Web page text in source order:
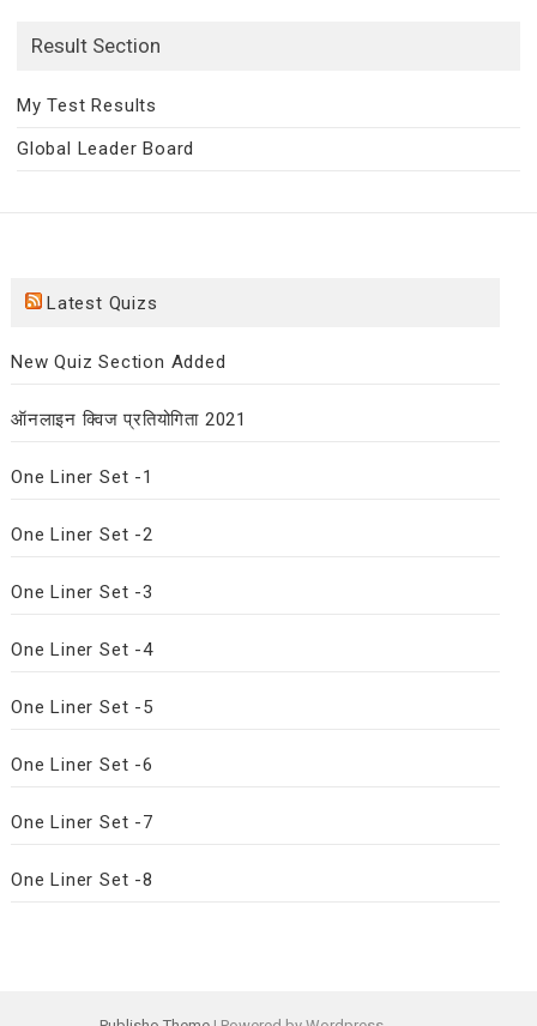
Result Section
My Test Results
Global Leader Board
Latest Quizs
New Quiz Section Added
ऑनलाइन क्विज प्रतियोगिता 2021
One Liner Set -1
One Liner Set -2
One Liner Set -3
One Liner Set -4
One Liner Set -5
One Liner Set -6
One Liner Set -7
One Liner Set -8